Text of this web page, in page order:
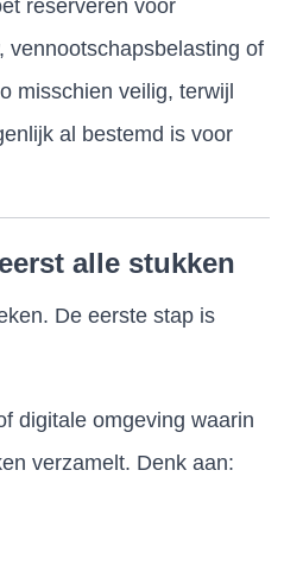
reserveren voor
vennootschapsbelasting of
misschien veilig, terwijl
al bestemd is voor
alle stukken
De eerste stap is
digitale omgeving waarin
verzamelt. Denk aan: